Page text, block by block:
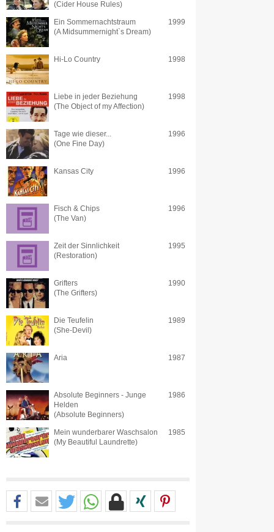
(Cider House Rules)
Ein Sommernachtstraum
(A Midsummernight`s Dream)
1999
Hi-Lo Country 1998
Liebe in jeder Beziehung
(The Object of my Affection)
1998
Tage wie dieser...
(One Fine Day)
1996
Kansas City 1996
Fisch & Chips
(The Van)
1996
Zeit der Sinnlichkeit
(Restoration)
1995
Grifters
(The Grifters)
1990
Die Teufelin
(She-Devil)
1989
Aria 1987
Absolute Beginners - Junge
Helden
(Absolute Beginners)
1986
Mein wunderbarer Waschsalon
(My Beautiful Laundrette)
1985